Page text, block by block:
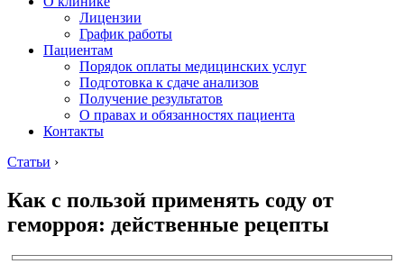
Лицензии
График работы
Пациентам
Порядок оплаты медицинских услуг
Подготовка к сдаче анализов
Получение результатов
О правах и обязанностях пациента
Контакты
Статьи ›
Как с пользой применять соду от
геморроя: действенные рецепты